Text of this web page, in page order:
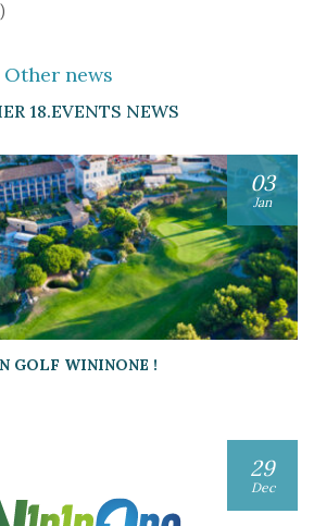
Other news
18.EVENTS NEWS
03
Jan
GOLF WININONE !
29
Dec